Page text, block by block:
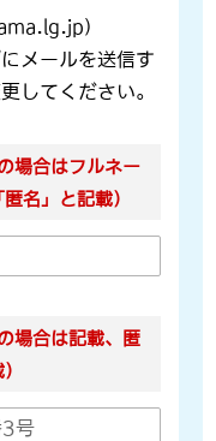
メールを送信す
してください。
場合はフルネー
名」と記載）
場合は記載、匿